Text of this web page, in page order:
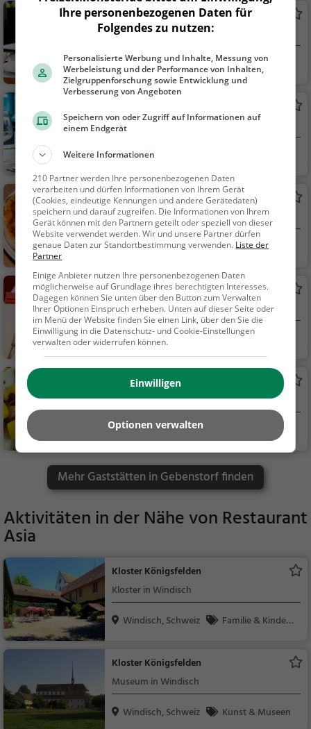
Löwen
Restaurant in Windisch
Windisch, Schweiz
Restaurant, Aben
dessen, Mittagessen
Restaurant in Windisch
Windisch, Schweiz
dessen, Mittagessen
Lenzo Palace
Restaurant in Windisch
Windisch, Schweiz
Restaurant, Aben
Pizza, Italienisch
Begegnungszentrum
Restaurant in Windisch
Windisch, Schweiz
Restaurant, Aben
dessen, Mittagessen
Cherne
Schweizerisches Restaurant in Gebenstorf
Gebenstorf, Schw
Restaurant, Schw
eizerisch, Regionalkü
che, Mittagessen, Ab
endessen
Mehr Gaststätten in Gebenstorf finden
Aktivitäten in der Nähe von Restaurant
Asia
Kloster Königsfelden
Kloster in Windisch
Windisch, Schweiz
Familie & Kinder,
Kloster Königsfelden
Museum in Windisch
Windisch, Schweiz
Kunst & Museen
Ihre personenbezogenen Daten für
Folgendes zu nutzen:
Personalisierte Werbung und Inhalte, Messung von
Werbeleistung und der Performance von Inhalten,
Zielgruppenforschung sowie Entwicklung und
Verbesserung von Angeboten
Speichern von oder Zugriff auf Informationen auf
einem Endgerät
Weitere Informationen
210 Partner werden Ihre personenbezogenen Daten
verarbeiten und dürfen Informationen von Ihrem Gerät
(Cookies, eindeutige Kennungen und andere Gerätedaten)
speichern und darauf zugreifen. Die Informationen von Ihrem
Gerät können mit den Partnern geteilt oder speziell von dieser
Website verwendet werden. Wir und unsere Partner dürfen
genaue Daten zur Standortbestimmung verwenden. Liste der
Partner
Einige Anbieter nutzen Ihre personenbezogenen Daten
möglicherweise auf Grundlage ihres berechtigten Interesses.
Dagegen können Sie unten über den Button zum Verwalten
Ihrer Optionen Einspruch erheben. Unten auf dieser Seite oder
im Menü der Website finden Sie einen Link, über den Sie die
Einwilligung in die Datenschutz- und Cookie-Einstellungen
verwalten oder widerrufen können.
Einwilligen
Optionen verwalten